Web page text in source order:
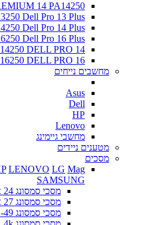
14 PA14250
Dell Pro 13 Plus
Dell Pro 14 Plus
Dell Pro 16 Plus
DELL PRO 14
DELL PRO 16
מחשבים נייחים
Asus
Dell
HP
Lenovo
מחשבי גיימינג
מטענים ניידים
מסכים
LENOVO LG Mag
SAMSUNG
מסכי סמסונג 24 אינץ
מסכי סמסונג 27 אינץ
מסכי סמסונג 32-49 אינץ